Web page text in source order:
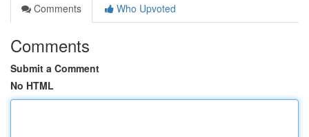
Comments
Who Upvoted
Comments
Submit a Comment
No HTML